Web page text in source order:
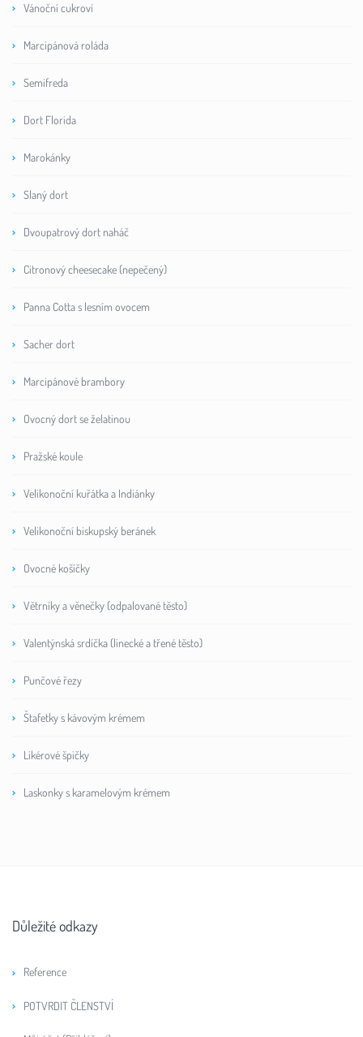
Vánoční cukroví
Marcipánová roláda
Semifreda
Dort Florida
Marokánky
Slaný dort
Dvoupatrový dort naháč
Citronový cheesecake (nepečený)
Panna Cotta s lesním ovocem
Sacher dort
Marcipánové brambory
Ovocný dort se želatinou
Pražské koule
Velikonoční kuřátka a Indiánky
Velikonoční biskupský beránek
Ovocné košíčky
Větrníky a věnečky (odpalované těsto)
Valentýnská srdíčka (linecké a třené těsto)
Punčové řezy
Štafetky s kávovým krémem
Likérové špičky
Laskonky s karamelovým krémem
Důležité odkazy
Reference
POTVRDIT ČLENSTVÍ